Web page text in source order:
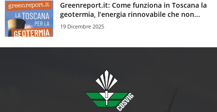
Greenreport.it: Come funziona in Toscana la
geotermia, l’energia rinnovabile che non...
19 Dicembre 2025